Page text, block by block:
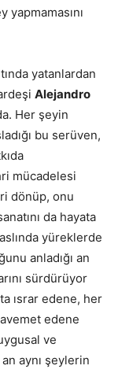
yatanlardan
Alejandro
Her şeyin
bu serüven,
mücadelesi
dönüp, onu
da hayata
yüreklerde
anladığı an
sürdürüyor
ısrar edene, her
edene
ve
aynı şeylerin